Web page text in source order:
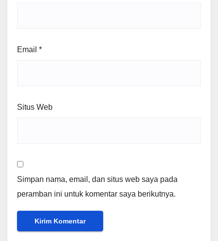
Email *
Situs Web
Simpan nama, email, dan situs web saya pada
peramban ini untuk komentar saya berikutnya.